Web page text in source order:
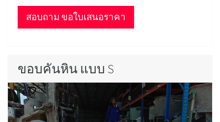
สอบถาม ขอใบเสนอราคา
ขอบคันหิน แบบ S